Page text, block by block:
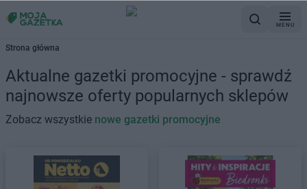
MENU
Strona główna
Aktualne gazetki promocyjne - sprawdź
najnowsze oferty popularnych sklepów
Zobacz wszystkie nowe gazetki promocyjne